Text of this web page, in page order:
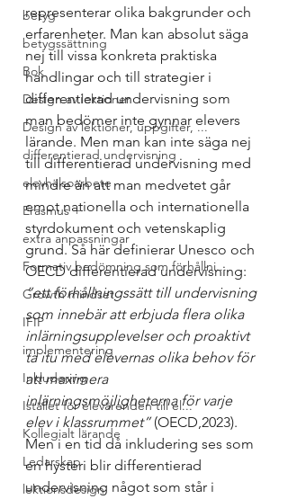
betyg
betygssättning
Bok
Design av lektioner
Design av lektioner, uppgifter, ...
differentierad undervisning
elevhälsoarbete
Erasmus +
extra anpassningar
Formativ bedömning som förhållni...
Growth mindset
IFIP
implementering
Inkludering
Istället för elevärenden till el...
Kollegialt lärande
Ledarskap
lektionsdesign
representerar olika bakgrunder och
erfarenheter. Man kan absolut säga
nej till vissa konkreta praktiska
handlingar och till strategier i
differentierad undervisning som
man bedömer inte gynnar elevers
lärande. Men man kan inte säga nej
till differentierad undervisning med
mindre än att man medvetet går
emot nationella och internationella
styrdokument och vetenskaplig
grund. Så här definierar Unesco och
OECD differentierad undervisning:
”ett förhållningssätt till undervisning
som innebär att erbjuda flera olika
inlärningsupplevelser och proaktivt
ta itu med elevernas olika behov för
att maximera
inlärningsmöjligheterna för varje
elev i klassrummet” (OECD,2023).
Men i en tid då inkludering ses som
en hysteri blir differentierad
undervisning något som står i